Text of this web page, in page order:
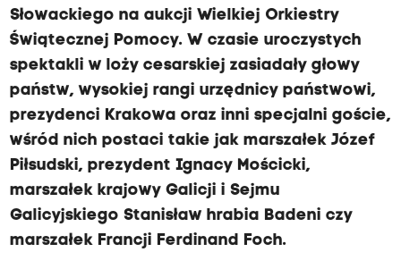
Słowackiego na aukcji Wielkiej Orkiestry
Świątecznej Pomocy. W czasie uroczystych
spektakli w loży cesarskiej zasiadały głowy
państw, wysokiej rangi urzędnicy państwowi,
prezydenci Krakowa oraz inni specjalni goście,
wśród nich postaci takie jak marszałek Józef
Piłsudski, prezydent Ignacy Mościcki,
marszałek krajowy Galicji i Sejmu
Galicyjskiego Stanisław hrabia Badeni czy
marszałek Francji Ferdinand Foch.